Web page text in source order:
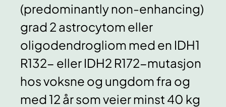
(predominantly non-enhancing)
grad 2 astrocytom eller
oligodendrogliom med en IDH1
R132- eller IDH2 R172-mutasjon
hos voksne og ungdom fra og
med 12 år som veier minst 40 kg